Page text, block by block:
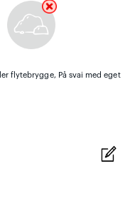
flytebrygge, På svai med eget